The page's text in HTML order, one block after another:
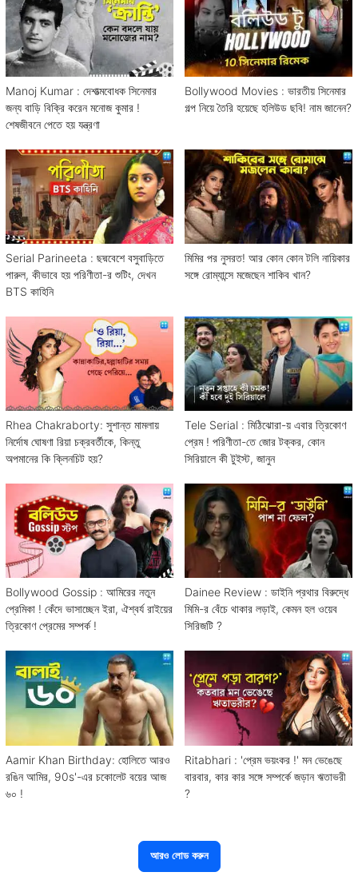
Manoj Kumar : দেশাত্মবোধক সিনেমার
জন্য বাড়ি বিক্রি করেন মনোজ কুমার !
শেষজীবনে পেতে হয় যন্ত্রণা
Bollywood Movies : ভারতীয় সিনেমার
গল্প নিয়ে তৈরি হয়েছে হলিউড ছবি! নাম জানেন?
Serial Parineeta : ছদ্মবেশে বসুবাড়িতে
পারুল, কীভাবে হয় পরিণীতা-র শুটিং, দেখন
BTS কাহিনি
মিমির পর নুসরত! আর কোন কোন টলি নায়িকার
সঙ্গে রোম্যান্সে মজেছেন শাকিব খান?
Rhea Chakraborty: সুশান্ত মামলায়
নির্দোষ ঘোষণা রিয়া চক্রবর্তীকে, কিন্তু
অপমানের কি ক্লিনচিট হয়?
Tele Serial : মিঠিঝোরা-য় এবার ত্রিকোণ
প্রেম ! পরিণীতা-তে জোর টক্কর, কোন
সিরিয়ালে কী টুইস্ট, জানুন
Bollywood Gossip : আমিরের নতুন
প্রেমিকা ! কেঁদে ভাসাচ্ছেন ইরা, ঐশ্বর্য রাইয়ের
ত্রিকোণ প্রেমের সম্পর্ক !
Dainee Review : ডাইনি প্রথার বিরুদ্ধে
মিমি-র বেঁচে থাকার লড়াই, কেমন হল ওয়েব
সিরিজটি ?
Aamir Khan Birthday: হোলিতে আরও
রঙিন আমির, 90s'-এর চকোলেট বয়ের আজ
৬০ !
Ritabhari : 'প্রেম ভয়ংকর !' মন ভেঙেছে
বারবার, কার কার সঙ্গে সম্পর্কে জড়ান ঋতাভরী
?
আরও লোড করুন